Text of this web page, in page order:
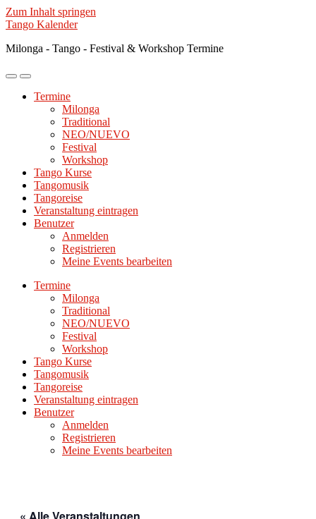
Zum Inhalt springen
Tango Kalender
Milonga - Tango - Festival & Workshop Termine
Mobile-
ein-/ausblenden
Suchfeld
ein-/ausblenden
Termine
Milonga
Traditional
NEO/NUEVO
Festival
Workshop
Tango Kurse
Tangomusik
Tangoreise
Veranstaltung eintragen
Benutzer
Anmelden
Registrieren
Meine Events bearbeiten
Termine
Milonga
Traditional
NEO/NUEVO
Festival
Workshop
Tango Kurse
Tangomusik
Tangoreise
Veranstaltung eintragen
Benutzer
Anmelden
Registrieren
Meine Events bearbeiten